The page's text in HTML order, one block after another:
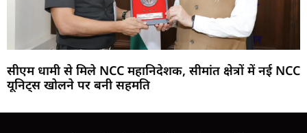
सीएम धामी से मिले NCC महानिदेशक, सीमांत क्षेत्रों में नई NCC
यूनिट्स खोलने पर बनी सहमति